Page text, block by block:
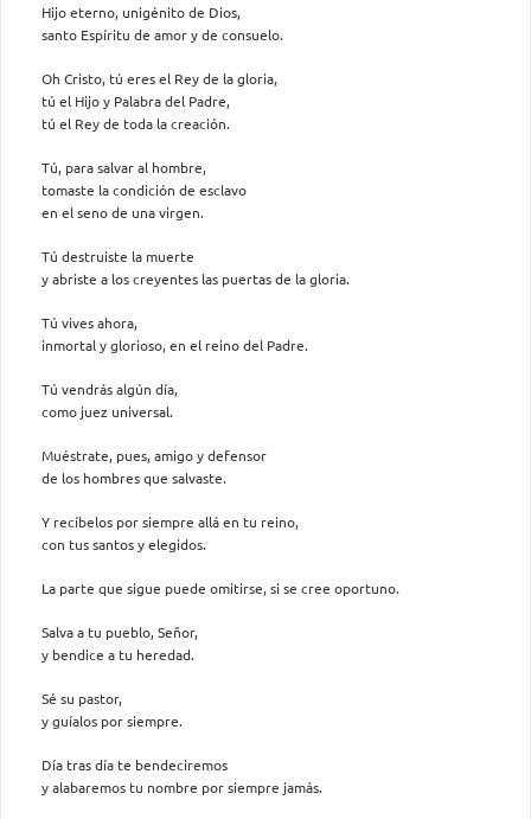
Hijo eterno, unigénito de Dios,
santo Espíritu de amor y de consuelo.
Oh Cristo, tú eres el Rey de la gloria,
tú el Hijo y Palabra del Padre,
tú el Rey de toda la creación.
Tú, para salvar al hombre,
tomaste la condición de esclavo
en el seno de una virgen.
Tú destruiste la muerte
y abriste a los creyentes las puertas de la gloria.
Tú vives ahora,
inmortal y glorioso, en el reino del Padre.
Tú vendrás algún día,
como juez universal.
Muéstrate, pues, amigo y defensor
de los hombres que salvaste.
Y recíbelos por siempre allá en tu reino,
con tus santos y elegidos.
La parte que sigue puede omitirse, si se cree oportuno.
Salva a tu pueblo, Señor,
y bendice a tu heredad.
Sé su pastor,
y guíalos por siempre.
Día tras día te bendeciremos
y alabaremos tu nombre por siempre jamás.